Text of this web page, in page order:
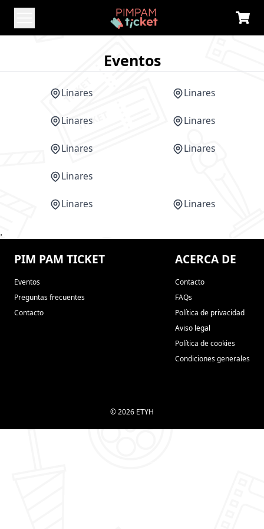
Eventos
Linares Linares
Linares Linares
Linares Linares
Linares
Linares Linares
.
PIM PAM TICKET
Eventos
Preguntas frecuentes
Contacto
ACERCA DE
Contacto
FAQs
Política de privacidad
Aviso legal
Política de cookies
Condiciones generales
© 2026 ETYH